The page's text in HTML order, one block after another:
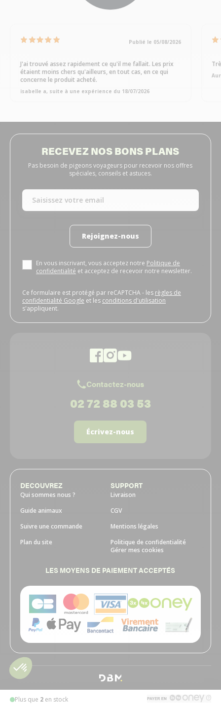
Plus que 2 en stock
Publié le 05/08/2026
J'ai trouvé assez rapidement ce qu'il me fallait. Les prix
étaient moins chers qu'ailleurs, en tout cas, en ce qui
concerne le produit acheté.
isabelle a, suite à une expérience du 18/07/2026
RECEVEZ NOS BONS PLANS
Pas besoin de pigeons voyageurs pour recevoir nos offres
spéciales, conseils et astuces.
Rejoignez-nous
En vous inscrivant, vous acceptez notre Politique de
confidentialité et acceptez de recevoir notre newsletter.
Ce formulaire est protégé par reCAPTCHA - les règles de
confidentialité Google et les conditions d'utilisation
s'appliquent.
Contactez-nous
02 72 88 03 53
Écrivez-nous
DECOUVREZ
Qui sommes nous ?
Guide animaux
Suivre une commande
Plan du site
SUPPORT
Livraison
CGV
Mentions légales
Politique de confidentialité
Gérer mes cookies
LES MOYENS DE PAIEMENT ACCEPTÉS